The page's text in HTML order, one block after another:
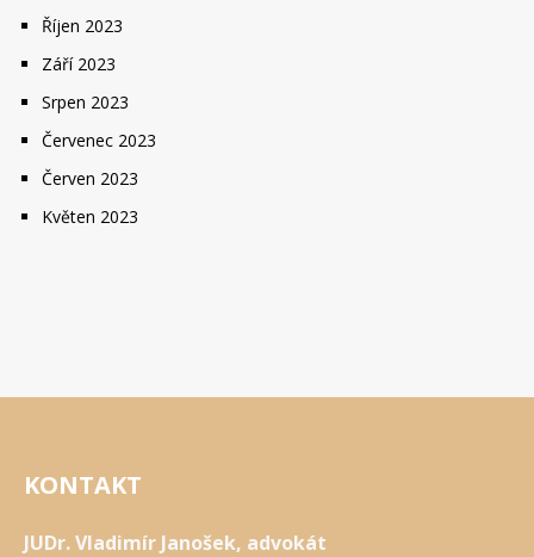
Říjen 2023
Září 2023
Srpen 2023
Červenec 2023
Červen 2023
Květen 2023
KONTAKT
JUDr. Vladimír Janošek, advokát